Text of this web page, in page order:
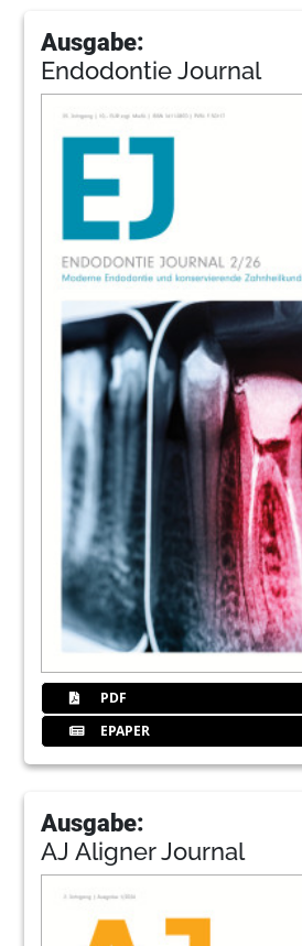
Ausgabe:
Endodontie Journal
PDF
EPAPER
Ausgabe:
AJ Aligner Journal